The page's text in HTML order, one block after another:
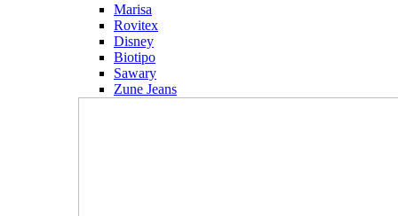
Marisa
Rovitex
Disney
Biotipo
Sawary
Zune Jeans